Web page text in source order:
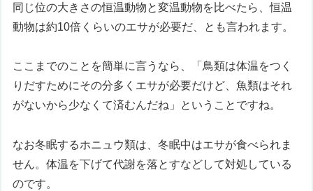
同じ位の大きさの恒温動物と変温動物を比べたら、恒温
動物は約10倍くらいのエサが必要だ、とも言われます。
ここまでのことを簡単に言うなら、「鳥類は体温をつく
りだすためにその分多くエサが必要だけど、魚類はそれ
がないから少なくて済むんだね」ということですね。
なお冬眠するホニュウ類は、冬眠中はエサが食べられま
せん。体温を下げて代謝を落とすなどして対処している
のです。